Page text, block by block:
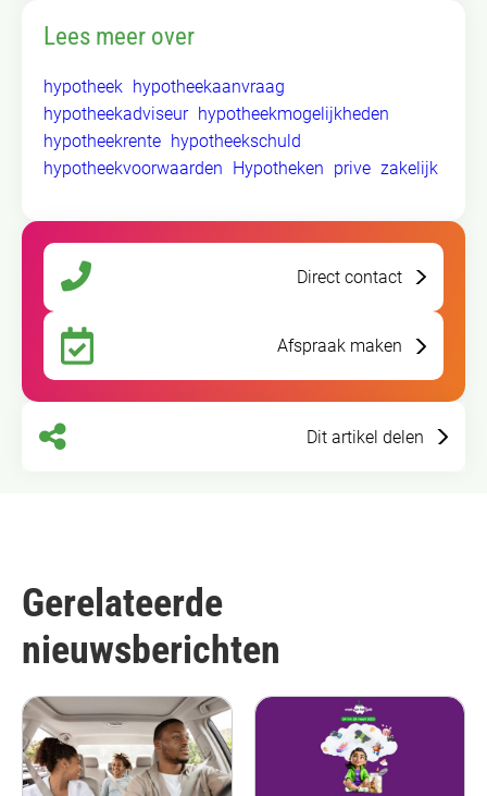
Lees meer over
hypotheek hypotheekaanvraag
hypotheekadviseur hypotheekmogelijkheden
hypotheekrente hypotheekschuld
hypotheekvoorwaarden Hypotheken prive zakelijk
Direct contact
Afspraak maken
Dit artikel delen
Gerelateerde
nieuwsberichten